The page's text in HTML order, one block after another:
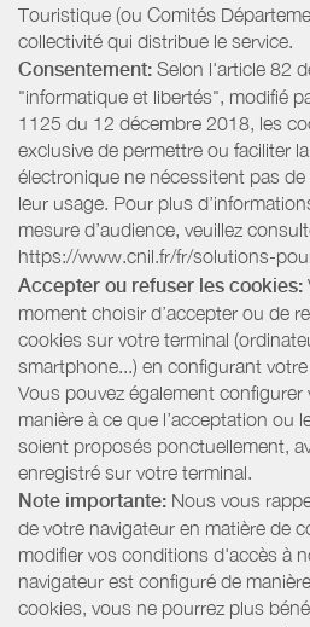
Touristique (ou Comités
collectivité qui distribue le service.
Consentement: Selon l'article 82
"informatique et libertés", modifié
1125 du 12 décembre 2018, les
exclusive de permettre ou faciliter
électronique ne nécessitent pas
leur usage. Pour plus
mesure d’audience, veuillez
https://www.cnil.fr/fr/solutions-
Accepter ou refuser les cookies:
moment choisir d’accepter ou de
cookies sur votre terminal
smartphone...) en configurant
Vous pouvez également configurer
manière à ce que l’acceptation ou
soient proposés ponctuellement,
enregistré sur votre terminal.
Note importante: Nous vous
de votre navigateur en matière de
modifier vos conditions d'accès à
navigateur est configuré de
cookies, vous ne pourrez plus